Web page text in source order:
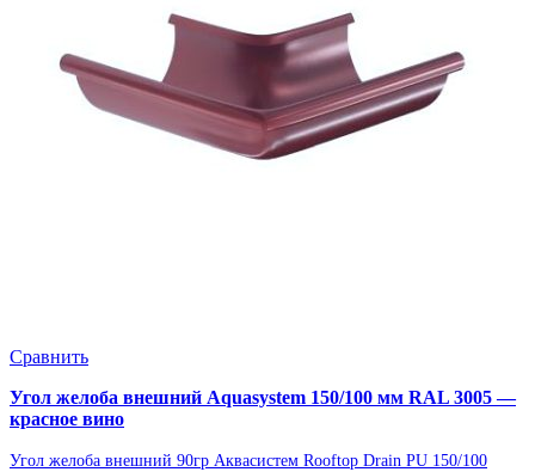
Сравнить
Угол желоба внешний Aquasystem 150/100 мм RAL 3005 —
красное вино
Угол желоба внешний 90гр Аквасистем Rooftop Drain PU 150/100